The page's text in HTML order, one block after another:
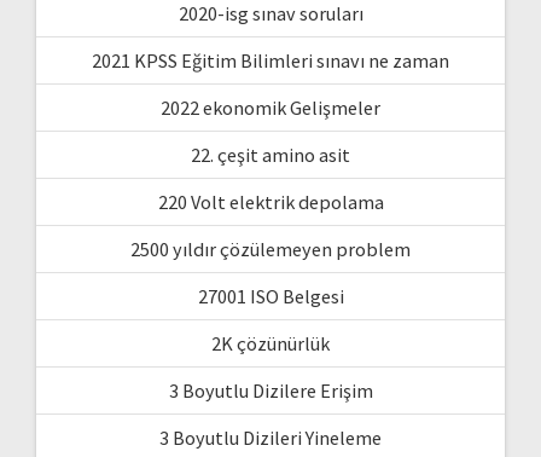
2020-isg sınav soruları
2021 KPSS Eğitim Bilimleri sınavı ne zaman
2022 ekonomik Gelişmeler
22. çeşit amino asit
220 Volt elektrik depolama
2500 yıldır çözülemeyen problem
27001 ISO Belgesi
2K çözünürlük
3 Boyutlu Dizilere Erişim
3 Boyutlu Dizileri Yineleme